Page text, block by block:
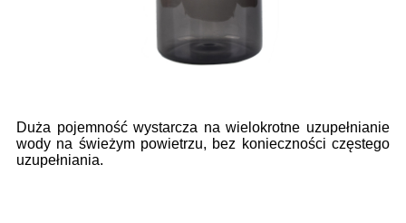
Duża pojemność wystarcza na wielokrotne uzupełnianie
wody na świeżym powietrzu, bez konieczności częstego
uzupełniania.